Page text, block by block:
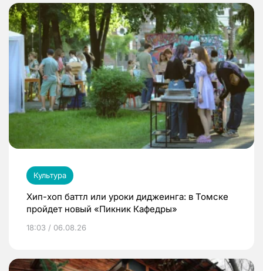
Культура
Хип-хоп баттл или уроки диджеинга: в Томске
пройдет новый «Пикник Кафедры»
18:03 / 06.08.26